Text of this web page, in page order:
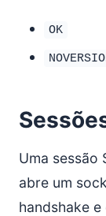
OK
Uma sessão
abre um
handshake e